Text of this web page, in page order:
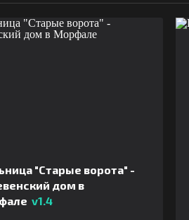
"Старые ворота" -
дом в
v1.4